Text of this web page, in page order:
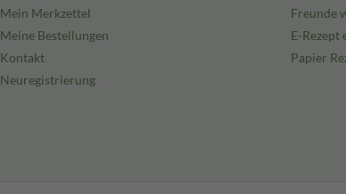
Mein Merkzettel
Meine Bestellungen
Kontakt
Neuregistrierung
Freunde
E-Rezept
Papier